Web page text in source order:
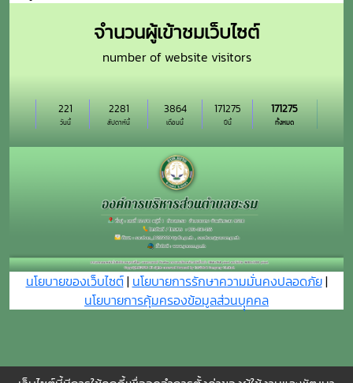
จำนวนผู้เข้าชมเว็บไซต์
number of website visitors
วันนี้
221
สัปดาห์นี้
2281
เดือนนี้
3864
ปีนี้
171275
ทั้งหมด
171275
นโยบายของเว็บไซต์| นโยบายการรักษาความมั่นคงปลอดภัย|
นโยบายการคุ้มครองข้อมูลส่วนบุุคคล